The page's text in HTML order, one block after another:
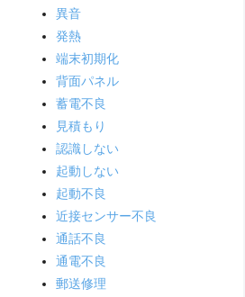
異音
発熱
端末初期化
背面パネル
蓄電不良
見積もり
認識しない
起動しない
起動不良
近接センサー不良
通話不良
通電不良
郵送修理